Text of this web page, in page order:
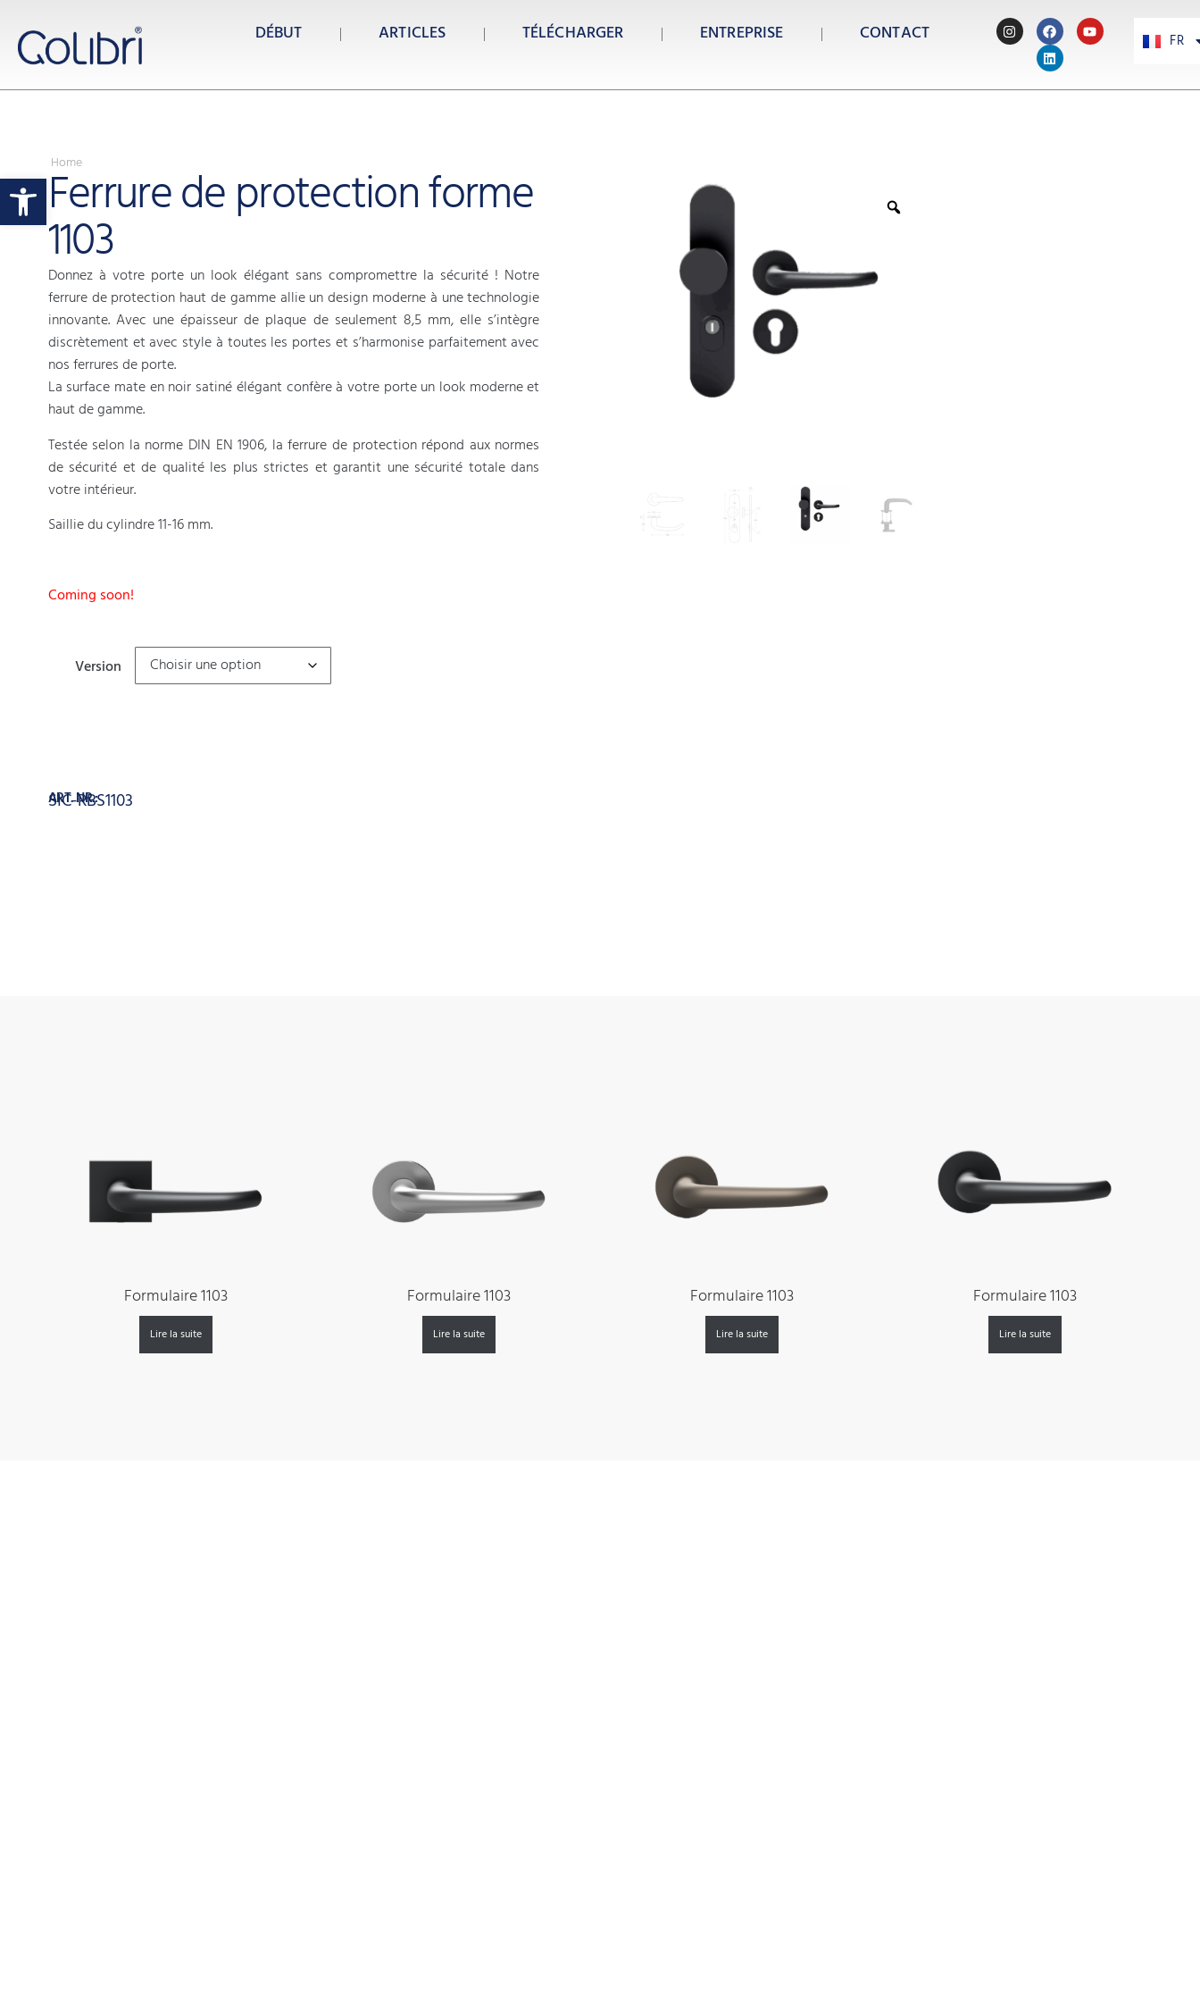
Ouvrir la barre d’outils
DÉBUT ARTICLES TÉLÉCHARGER ENTREPRISE CONTACT FR
PT
Home
Ferrure de protection forme
1103
Donnez à votre porte un look élégant sans compromettre la sécurité ! Notre
ferrure de protection haut de gamme allie un design moderne à une technologie
innovante. Avec une épaisseur de plaque de seulement 8,5 mm, elle s’intègre
discrètement et avec style à toutes les portes et s’harmonise parfaitement avec
nos ferrures de porte.
La surface mate en noir satiné élégant confère à votre porte un look moderne et
haut de gamme.
Testée selon la norme DIN EN 1906, la ferrure de protection répond aux normes
de sécurité et de qualité les plus strictes et garantit une sécurité totale dans
votre intérieur.
Saillie du cylindre 11-16 mm.
Coming soon!
Version
ART. NR.:
SIC-RBS1103
Formulaire 1103
Lire la suite
Formulaire 1103
Lire la suite
Formulaire 1103
Lire la suite
Formulaire 1103
Lire la suite